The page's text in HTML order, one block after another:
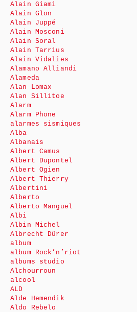
Alain Giami
Alain Glon
Alain Juppé
Alain Mosconi
Alain Soral
Alain Tarrius
Alain Vidalies
Alamano Alliandi
Alameda
Alan Lomax
Alan Sillitoe
Alarm
Alarm Phone
alarmes sismiques
Alba
Albanais
Albert Camus
Albert Dupontel
Albert Ogien
Albert Thierry
Albertini
Alberto
Alberto Manguel
Albi
Albin Michel
Albrecht Dürer
album
album Rock’n’riot
albums studio
Alchourroun
alcool
ALD
Alde Hemendik
Aldo Rebelo